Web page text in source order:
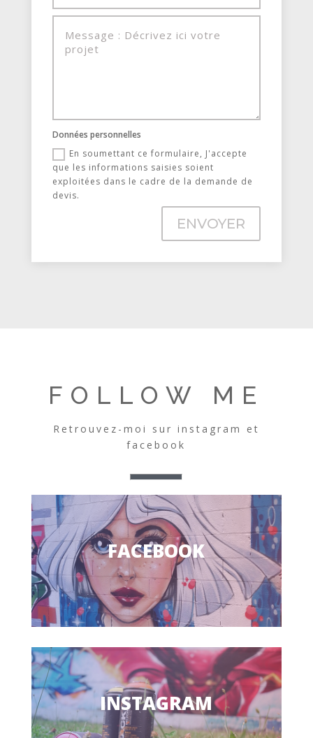
Données personnelles
En soumettant ce formulaire, J'accepte
que les informations saisies soient
exploitées dans le cadre de la demande de
devis.
ENVOYER
FOLLOW ME
Retrouvez-moi sur instagram et
facebook
FACEBOOK
INSTAGRAM